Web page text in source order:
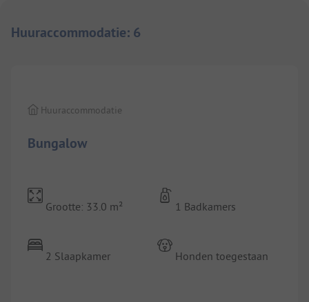
Huuraccommodatie: 6
Bungalow
Huuraccommodatie
Grootte: 33.0 m²
2 Slaapkamer
1 Badkamers
Honden toegestaan